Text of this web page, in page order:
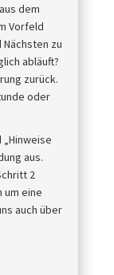
dem
Vorfeld
zu
abläuft?
zurück.
oder
aus.
2
um eine
auch über